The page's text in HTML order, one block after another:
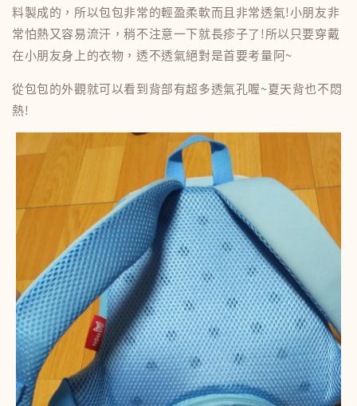
料製成的，所以包包非常的輕盈柔軟而且非常透氣!小朋友非
常怕熱又容易流汗，稍不注意一下就長疹子了!所以只要穿戴
在小朋友身上的衣物，透不透氣絕對是首要考量阿~
從包包的外觀就可以看到背部有超多透氣孔喔~夏天背也不悶
熱!